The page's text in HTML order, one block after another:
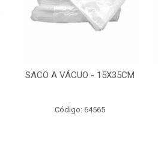
SACO A VÁCUO - 15X35CM
Código: 64565